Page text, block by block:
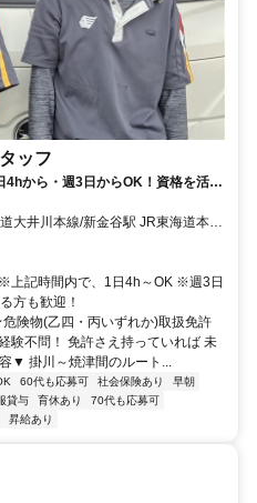
ッフ
から・週3日からOK！資格を活か
／
大井川本線/新金谷駅 JR東海道本
上記時間内で、1日4h～OK ※週3日
方も歓迎！
険物(乙四・丙いずれか)取扱免許
験不問！ 免許さえ持っていれば 未
▼ 掛川～焼津間のルート...
60代も応募可 社会保険あり
早朝
貸与 育休あり
70代も応募可
昇給あり